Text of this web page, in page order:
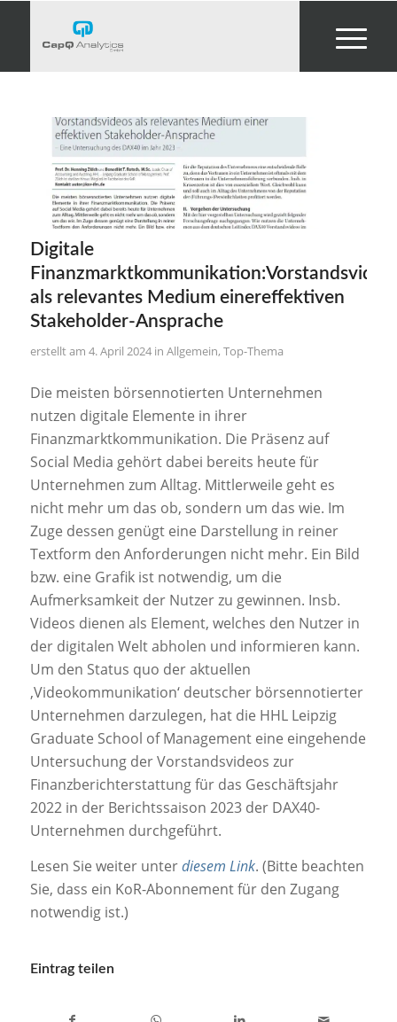
Digitale
als relevantes Medium einereffektiven
Stakeholder-Ansprache
4. April 2024 in Allgemein, Top-Thema
Die meisten börsennotierten Unternehmen
nutzen digitale Elemente in ihrer
Finanzmarktkommunikation. Die Präsenz auf
Social Media gehört dabei bereits heute für
Unternehmen zum Alltag. Mittlerweile geht es
nicht mehr um das ob, sondern um das wie. Im
Zuge dessen genügt eine Darstellung in reiner
Textform den Anforderungen nicht mehr. Ein Bild
bzw. eine Grafik ist notwendig, um die
Aufmerksamkeit der Nutzer zu gewinnen. Insb.
Videos dienen als Element, welches den Nutzer in
der digitalen Welt abholen und informieren kann.
Um den Status quo der aktuellen
‚Videokommunikation‘ deutscher börsennotierter
Unternehmen darzulegen, hat die HHL Leipzig
Graduate School of Management eine eingehende
Untersuchung der Vorstandsvideos zur
Finanzberichterstattung für das Geschäftsjahr
2022 in der Berichtssaison 2023 der DAX40-
Unternehmen durchgeführt.
Lesen Sie weiter unterdiesem Link. (Bitte beachten
Sie, dass ein KoR-Abonnement für den Zugang
notwendig ist.)
Eintrag teilen